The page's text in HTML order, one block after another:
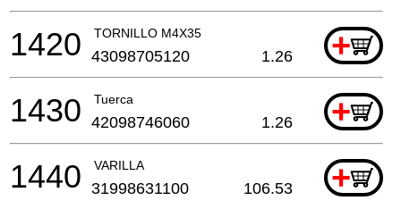
TORNILLO M4X35 +
1420 43098705120 1.26
Tuerca +
1430 42098746060 1.26
VARILLA +
1440 31998631100 106.53